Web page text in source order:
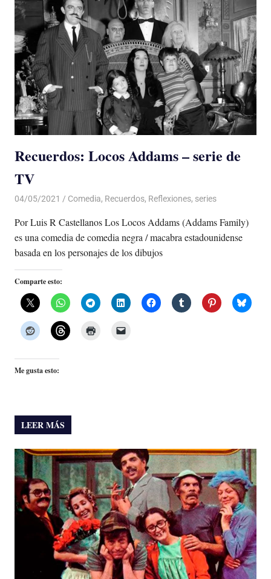
Recuerdos: Locos Addams – serie de
TV
04/05/2021 De todo un Poco
Comedia, Recuerdos, Reflexiones, series
Por Luis R Castellanos Los Locos Addams (Addams Family)
es una comedia de comedia negra / macabra estadounidense
basada en los personajes de los dibujos
Comparte esto:
Me gusta esto:
LEER MÁS